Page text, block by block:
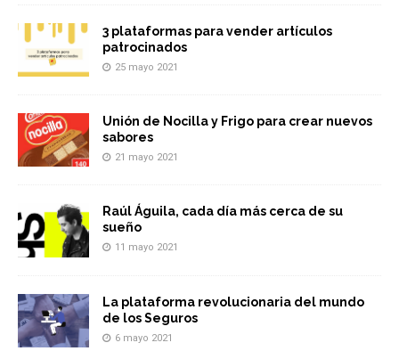
3 plataformas para vender artículos
patrocinados
25 mayo 2021
Unión de Nocilla y Frigo para crear nuevos
sabores
21 mayo 2021
Raúl Águila, cada día más cerca de su
sueño
11 mayo 2021
La plataforma revolucionaria del mundo
de los Seguros
6 mayo 2021